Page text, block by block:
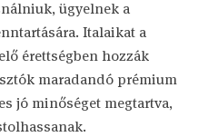
ügyelnek a
Italaikat a
érettségben hozzák
maradandó prémium
jó minőséget megtartva,